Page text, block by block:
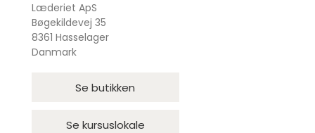
Læderiet ApS
Bøgekildevej 35
8361 Hasselager
Danmark
Se butikken
Se kursuslokale